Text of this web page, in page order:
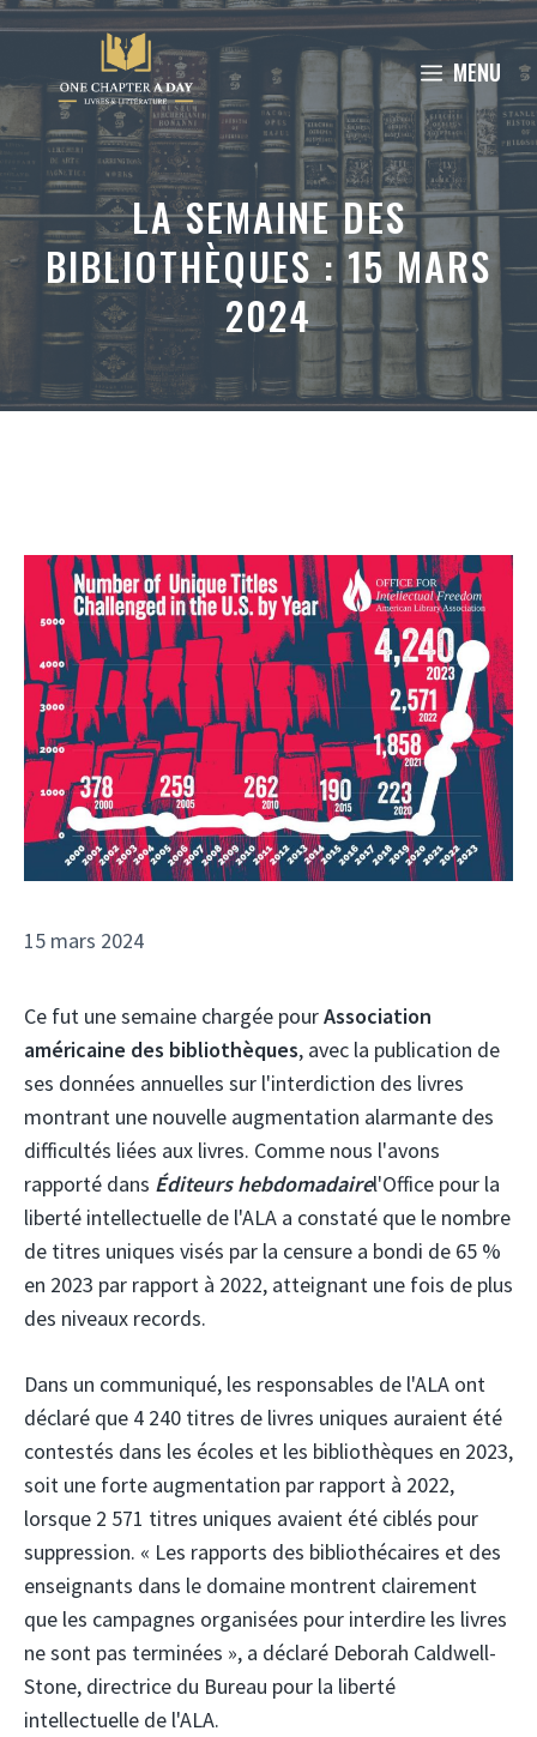
Aller
contenu
MENU
LA SEMAINE DES
BIBLIOTHÈQUES : 15 MARS
2024
15 mars 2024
Ce fut une semaine chargée pourAssociation
américaine des bibliothèques, avec la publication de
ses données annuelles sur l'interdiction des livres
montrant une nouvelle augmentation alarmante des
difficultés liées aux livres. Comme nous l'avons
rapporté dans Éditeurs hebdomadairel'Office pour la
liberté intellectuelle de l'ALA a constaté que le nombre
de titres uniques visés par la censure a bondi de 65 %
en 2023 par rapport à 2022, atteignant une fois de plus
des niveaux records.
Dans un communiqué, les responsables de l'ALA ont
déclaré que 4 240 titres de livres uniques auraient été
contestés dans les écoles et les bibliothèques en 2023,
soit une forte augmentation par rapport à 2022,
lorsque 2 571 titres uniques avaient été ciblés pour
suppression. « Les rapports des bibliothécaires et des
enseignants dans le domaine montrent clairement
que les campagnes organisées pour interdire les livres
ne sont pas terminées », a déclaré Deborah Caldwell-
Stone, directrice du Bureau pour la liberté
intellectuelle de l'ALA.